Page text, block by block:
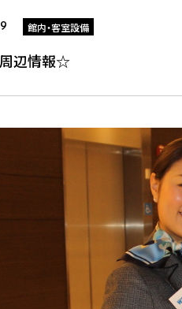
館内・客室設備
辺情報☆